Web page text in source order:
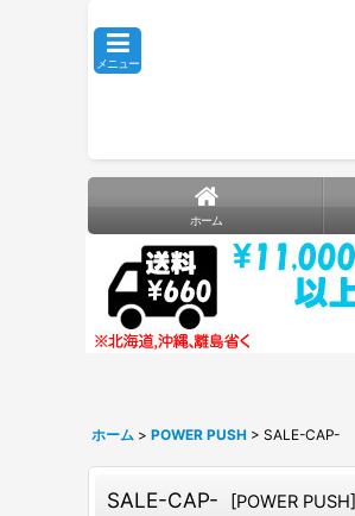
メニュー
ホーム
ホーム > POWER PUSH > SALE-CAP-
SALE-CAP- [POWER PUSH]